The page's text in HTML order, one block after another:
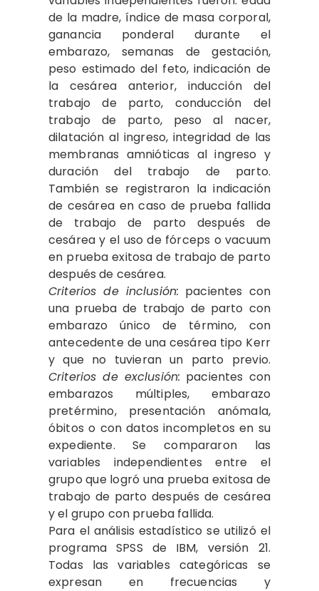
de la madre, índice de masa corporal,
ganancia ponderal durante el
embarazo, semanas de gestación,
peso estimado del feto, indicación de
la cesárea anterior, inducción del
trabajo de parto, conducción del
trabajo de parto, peso al nacer,
dilatación al ingreso, integridad de las
membranas amnióticas al ingreso y
duración del trabajo de parto.
También se registraron la indicación
de cesárea en caso de prueba fallida
de trabajo de parto después de
cesárea y el uso de fórceps o vacuum
en prueba exitosa de trabajo de parto
después de cesárea.
Criterios de inclusión: pacientes con
una prueba de trabajo de parto con
embarazo único de término, con
antecedente de una cesárea tipo Kerr
y que no tuvieran un parto previo.
Criterios de exclusión: pacientes con
embarazos múltiples, embarazo
pretérmino, presentación anómala,
óbitos o con datos incompletos en su
expediente. Se compararon las
variables independientes entre el
grupo que logró una prueba exitosa de
trabajo de parto después de cesárea
y el grupo con prueba fallida.
Para el análisis estadístico se utilizó el
programa SPSS de IBM, versión 21.
Todas las variables categóricas se
expresan en frecuencias y